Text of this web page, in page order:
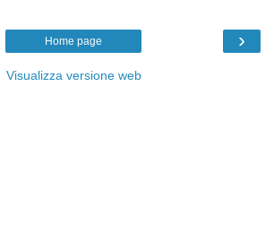
›
Home page
Visualizza versione web